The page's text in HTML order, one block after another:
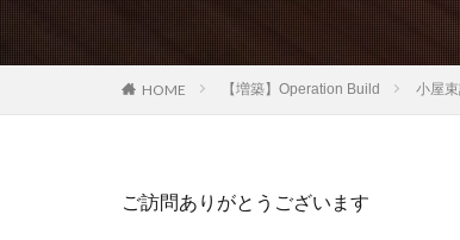
HOME 【増築】Operation Build 小屋
ご訪問ありがとうございます